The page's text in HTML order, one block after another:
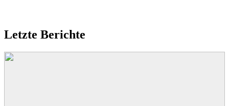
Letzte Berichte